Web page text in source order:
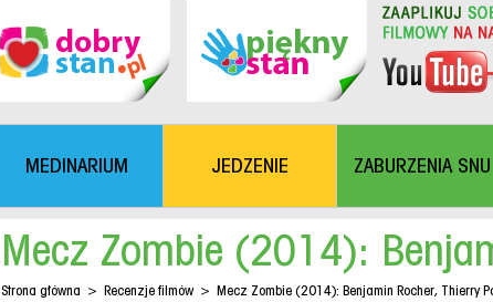
MEDINARIUM JEDZENIE ZABURZENIA SNU
Mecz Zombie (2014):
Strona główna > Recenzje filmów > Mecz Zombie (2014): Benjamin Rocher, Thierry